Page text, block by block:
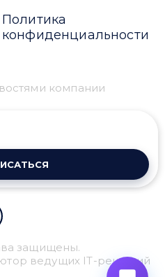
Политика
конфиденциальности
компании
защищены.
ведущих IT-решений